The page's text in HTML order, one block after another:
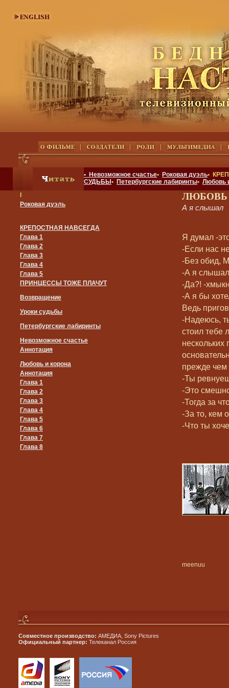
• Невозможное счастье• Роковая дуэль•
СУДЬБЫ • Петербургские лабиринты• Любовь
Роковая дуэль
КРЕПОСТНАЯ НАВСЕГДА
Глава 1
Глава 2
Глава 3
Глава 4
Глава 5
ПРИНЦЕССЫ ТОЖЕ ПЛАЧУТ
Возвращение
Уроки судьбы
Петербургские лабиринты
Невозможное счастье
Аннотация
Любовь и корона
Аннотация
Глава 1
Глава 2
Глава 3
Глава 4
Глава 5
Глава 6
Глава 7
Глава 8
ЛЮБОВЬ
А я слышал
Я думал -
-Если нас
-Без обид,
-А я
-Да?! -
-А я бы
Ведь
-Надеюсь,
стоил тебе
прежде чем
-Ты
-Это
-Тогда за
-За то, кем
-Что ты
meenuu
Совместное производство: АМЕДИА, Sony Pictures
Официальный партнер: Телеканал Россия